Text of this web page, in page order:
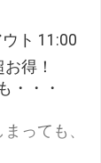
ト 11:00
得！
・・・
っても、